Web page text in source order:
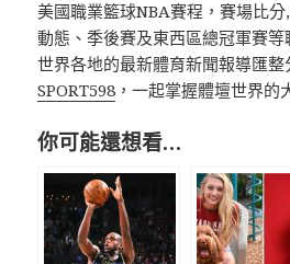
美國職業籃球NBA賽程，賽場比
動態、季後賽及東西區總冠軍賽
世界各地的最新體育新聞報導匯整
SPORT598 ，一起掌握體壇世界的
你可能還想看…